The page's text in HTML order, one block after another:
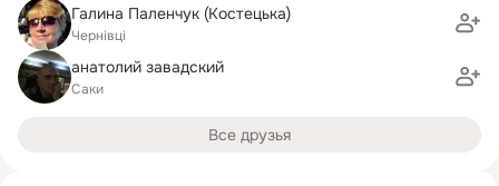
Галина Паленчук (Костецька)
Чернівці
анатолий завадский
Саки
Все друзья